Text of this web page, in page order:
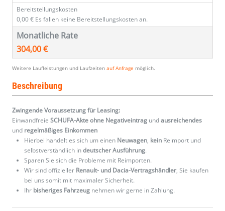
Bereitstellungskosten
0,00 € Es fallen keine Bereitstellungskosten an.
Monatliche Rate
304,00 €
Weitere Laufleistungen und Laufzeiten auf Anfrage möglich.
Beschreibung
Zwingende Voraussetzung für Leasing:
Einwandfreie SCHUFA-Akte ohne Negativeintrag undausreichendes
und regelmäßiges Einkommen
Hierbei handelt es sich um einen Neuwagen, kein Reimport und
selbstverständlich indeutscher Ausführung.
Sparen Sie sich die Probleme mit Reimporten.
Wir sind offizieller Renault- und Dacia-Vertragshändler, Sie kaufen
bei uns somit mit maximaler Sicherheit.
Ihr bisheriges Fahrzeug nehmen wir gerne in Zahlung.